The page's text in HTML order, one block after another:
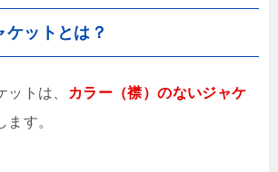
ケットとは？
ットは、 カラー（襟）のないジャケ
ます。